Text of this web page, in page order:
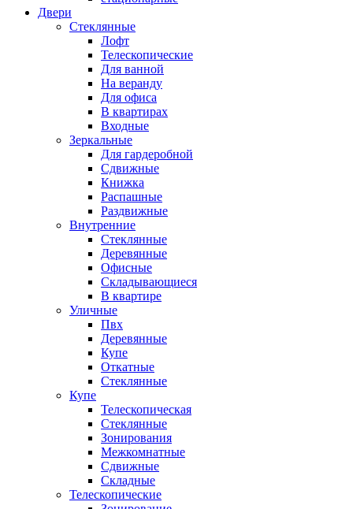
Двери
Стеклянные
Лофт
Телескопические
Для ванной
На веранду
Для офиса
В квартирах
Входные
Зеркальные
Для гардеробной
Сдвижные
Книжка
Распашные
Раздвижные
Внутренние
Стеклянные
Деревянные
Офисные
Складывающиеся
В квартире
Уличные
Пвх
Деревянные
Купе
Откатные
Стеклянные
Купе
Телескопическая
Стеклянные
Зонирования
Межкомнатные
Сдвижные
Складные
Телескопические